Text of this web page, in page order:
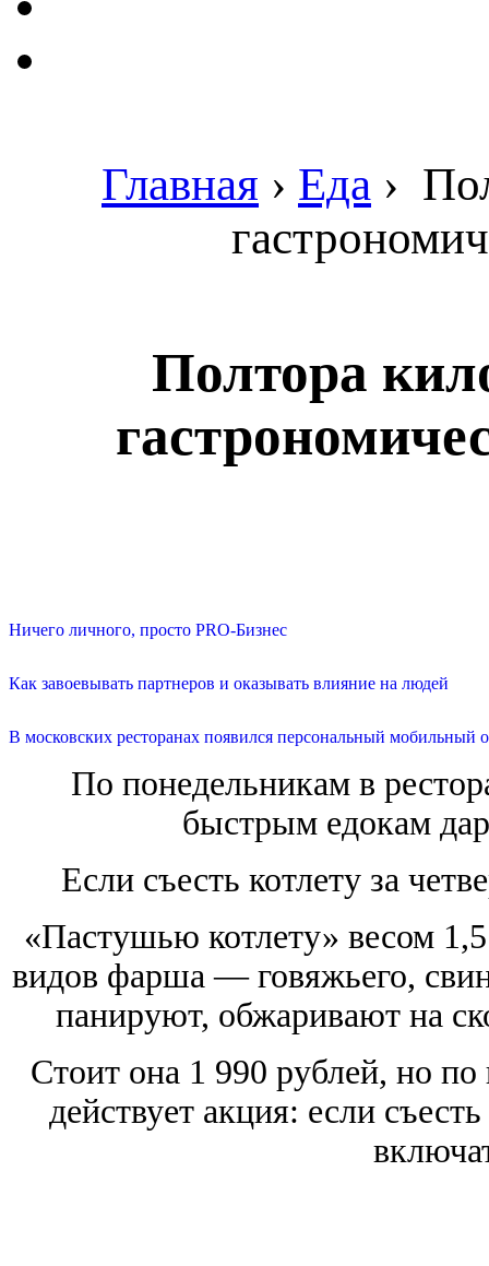
Главная › Еда ›
Полтора
Ничего личного, просто PRO-Бизнес
Как завоевывать партнеров и оказывать влияние на людей
В московских ресторанах появился персональный мобильный
По понедельникам в
быстрым едокам
Если съесть котлету за
«Пастушью котлету» весом
видов фарша — говяжьего,
панируют, обжаривают на
Стоит она 1 990 рублей, но
действует акция: если